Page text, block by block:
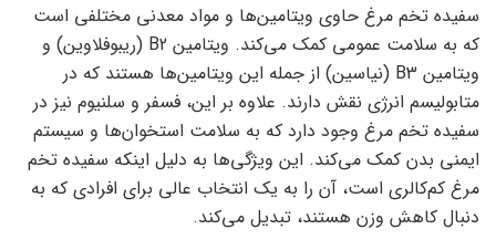
سفیده تخم مرغ حاوی ویتامین‌ها و مواد معدنی مختلفی است
که به سلامت عمومی کمک می‌کند. ویتامین B2 (ریبوفلاوین) و
ویتامین B3 (نیاسین) از جمله این ویتامین‌ها هستند که در
متابولیسم انرژی نقش دارند. علاوه بر این، فسفر و سلنیوم نیز در
سفیده تخم مرغ وجود دارد که به سلامت استخوان‌ها و سیستم
ایمنی بدن کمک می‌کند. این ویژگی‌ها به دلیل اینکه سفیده تخم
مرغ کم‌کالری است، آن را به یک انتخاب عالی برای افرادی که به
دنبال کاهش وزن هستند، تبدیل می‌کند.